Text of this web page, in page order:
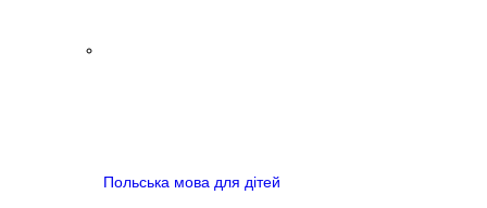
Польська мова для дітей